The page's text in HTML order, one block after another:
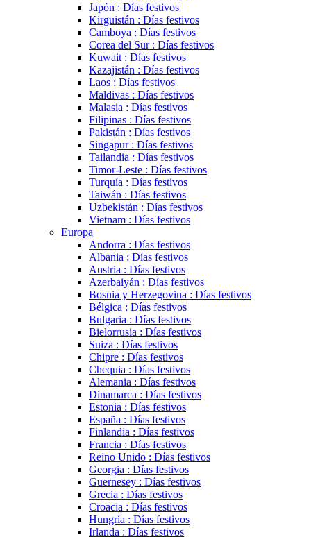
Japón : Días festivos
Kirguistán : Días festivos
Camboya : Días festivos
Corea del Sur : Días festivos
Kuwait : Días festivos
Kazajistán : Días festivos
Laos : Días festivos
Maldivas : Días festivos
Malasia : Días festivos
Filipinas : Días festivos
Pakistán : Días festivos
Singapur : Días festivos
Tailandia : Días festivos
Timor-Leste : Días festivos
Turquía : Días festivos
Taiwán : Días festivos
Uzbekistán : Días festivos
Vietnam : Días festivos
Europa
Andorra : Días festivos
Albania : Días festivos
Austria : Días festivos
Azerbaiyán : Días festivos
Bosnia y Herzegovina : Días festivos
Bélgica : Días festivos
Bulgaria : Días festivos
Bielorrusia : Días festivos
Suiza : Días festivos
Chipre : Días festivos
Chequia : Días festivos
Alemania : Días festivos
Dinamarca : Días festivos
Estonia : Días festivos
España : Días festivos
Finlandia : Días festivos
Francia : Días festivos
Reino Unido : Días festivos
Georgia : Días festivos
Guernesey : Días festivos
Grecia : Días festivos
Croacia : Días festivos
Hungría : Días festivos
Irlanda : Días festivos